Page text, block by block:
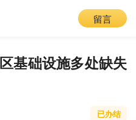
留言
基础设施多处缺失
已办结